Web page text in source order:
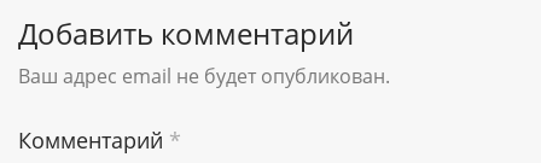
Добавить комментарий
Ваш адрес email не будет опубликован.
Комментарий *